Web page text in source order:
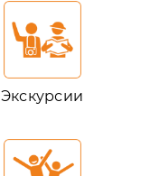
Экскурсии